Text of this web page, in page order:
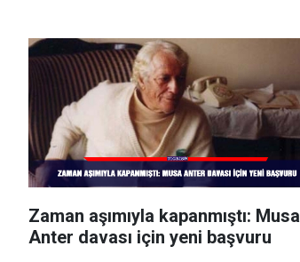
Zaman aşımıyla kapanmıştı: Musa
Anter davası için yeni başvuru